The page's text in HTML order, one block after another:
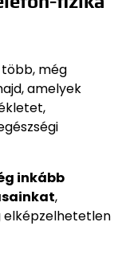
még
amelyek
inkább
,
elképzelhetetlen